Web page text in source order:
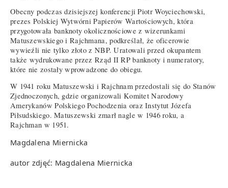
Obecny podczas dzisiejszej konferencji Piotr Woyciechowski,
prezes Polskiej Wytwórni Papierów Wartościowych, która
przygotowała banknoty okolicznościowe z wizerunkami
Matuszewskiego i Rajchmana, podkreślał, że oficerowie
wywieźli nie tylko złoto z NBP. Uratowali przed okupantem
także wydrukowane przez Rząd II RP banknoty i numeratory,
które nie zostały wprowadzone do obiegu.
W 1941 roku Matuszewski i Rajchnam przedostali się do Stanów
Zjednoczonych, gdzie organizowali Komitet Narodowy
Amerykanów Polskiego Pochodzenia oraz Instytut Józefa
Piłsudskiego. Matuszewski zmarł nagle w 1946 roku, a
Rajchman w 1951.
Magdalena Miernicka
autor zdjęć: Magdalena Miernicka